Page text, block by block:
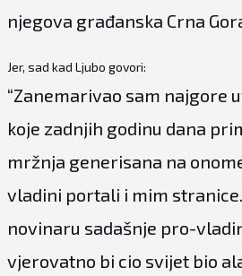
njegova građanska Crna
Jer, sad kad Ljubo govori:
“Zanemarivao sam najgore
koje zadnjih godinu dana
mržnja generisana na
vladini portali i mim
novinaru sadašnje pro-
vjerovatno bi cio svijet bio